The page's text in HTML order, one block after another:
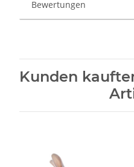
Bewertungen
Kunden